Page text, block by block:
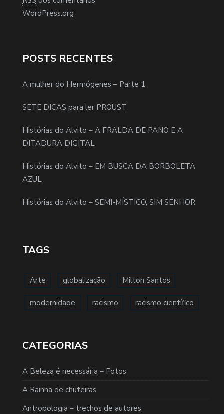
WordPress.org
POSTS RECENTES
A mulher do Hermógenes – Parte 1
SETE DICAS para ler PROUST
Histórias do Alvito – A FRALDA DE PANO E A
DITADURA DIGITAL
Histórias do Alvito – EM BUSCA DA BORBOLETA
AZUL
Histórias do Alvito – SEMI-MÍSTICO, SIM SENHOR
TAGS
Arte globalização Milton Santos
modernidade racismo racismo científico
CATEGORIAS
A Beleza é necessária – Fotos
A Rainha de chuteiras
Antropologia – trechos de autores